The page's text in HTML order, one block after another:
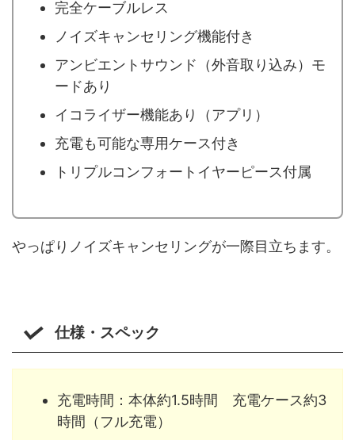
完全ケーブルレス
ノイズキャンセリング機能付き
アンビエントサウンド（外音取り込み）モ
ードあり
イコライザー機能あり（アプリ）
充電も可能な専用ケース付き
トリプルコンフォートイヤーピース付属
やっぱりノイズキャンセリングが一際目立ちます。
仕様・スペック
充電時間：本体約1.5時間 充電ケース約3
時間（フル充電）